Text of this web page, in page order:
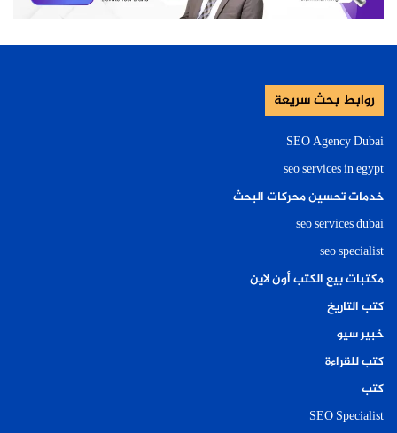
روابط بحث سريعة
SEO Agency Dubai
seo services in egypt
خدمات تحسين محركات البحث
seo services dubai
seo specialist
مكتبات بيع الكتب أون لاين
كتب التاريخ
خبير سيو
كتب للقراءة
كتب
SEO Specialist